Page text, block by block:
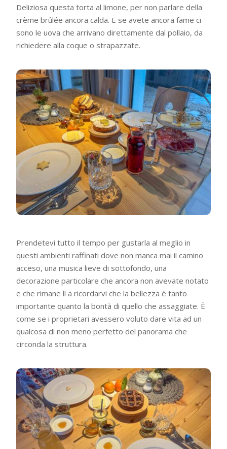
Deliziosa questa torta al limone, per non parlare della
crème brûlée ancora calda. E se avete ancora fame ci
sono le uova che arrivano direttamente dal pollaio, da
richiedere alla coque o strapazzate.
Prendetevi tutto il tempo per gustarla al meglio in
questi ambienti raffinati dove non manca mai il camino
acceso, una musica lieve di sottofondo, una
decorazione particolare che ancora non avevate notato
e che rimane lì a ricordarvi che la bellezza è tanto
importante quanto la bontà di quello che assaggiate. È
come se i proprietari avessero voluto dare vita ad un
qualcosa di non meno perfetto del panorama che
circonda la struttura.